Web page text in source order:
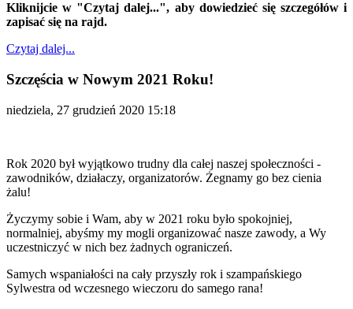
Kliknijcie w "Czytaj dalej...", aby dowiedzieć się szczegółów i
zapisać się na rajd.
Czytaj dalej...
Szczęścia w Nowym 2021 Roku!
niedziela, 27 grudzień 2020 15:18
Rok 2020 był wyjątkowo trudny dla całej naszej społeczności -
zawodników, działaczy, organizatorów. Żegnamy go bez cienia
żalu!
Życzymy sobie i Wam, aby w 2021 roku było spokojniej,
normalniej, abyśmy my mogli organizować nasze zawody, a Wy
uczestniczyć w nich bez żadnych ograniczeń.
Samych wspaniałości na cały przyszły rok i szampańskiego
Sylwestra od wczesnego wieczoru do samego rana!